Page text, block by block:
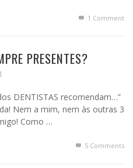
1 Comment
PRESENTES?
DENTISTAS recomendam…”
Nem a mim, nem às outras 3
Como …
5 Comments